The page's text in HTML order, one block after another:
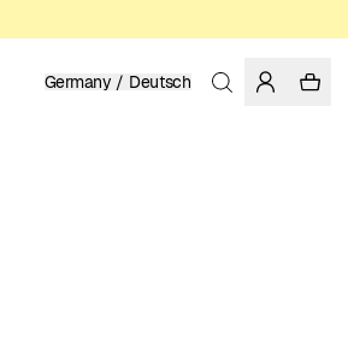
Germany / Deutsch